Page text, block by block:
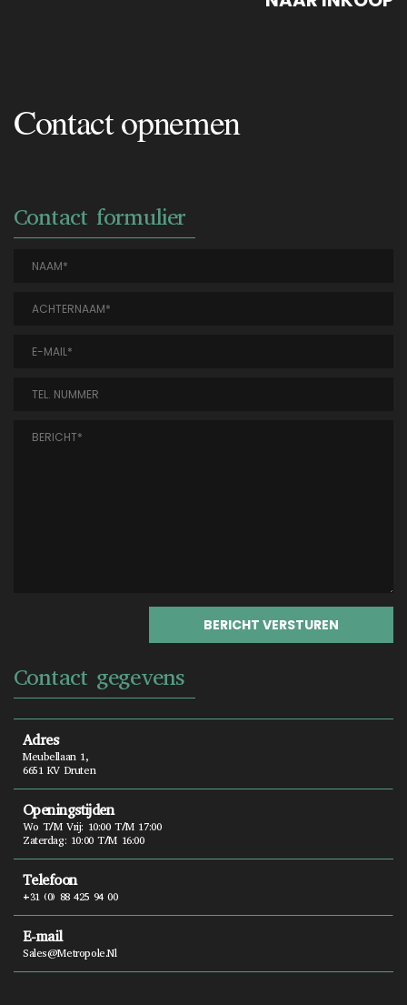
Contact opnemen
Contact formulier
Contact gegevens
Adres
Meubellaan 1,
6651 KV Druten
Openingstijden
Wo T/m Vrij: 10:00 T/m 17:00
Zaterdag: 10:00 T/m 16:00
Telefoon
+31 (0) 88 425 94 00
E-mail
Sales@metropole.nl